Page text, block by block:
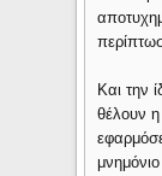
Και την
θέλουν